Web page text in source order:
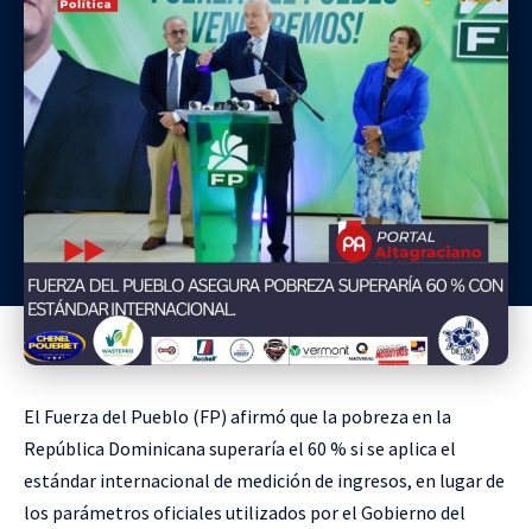
El Fuerza del Pueblo (FP) afirmó que la pobreza en la
República Dominicana superaría el 60 % si se aplica el
estándar internacional de medición de ingresos, en lugar de
los parámetros oficiales utilizados por el Gobierno del